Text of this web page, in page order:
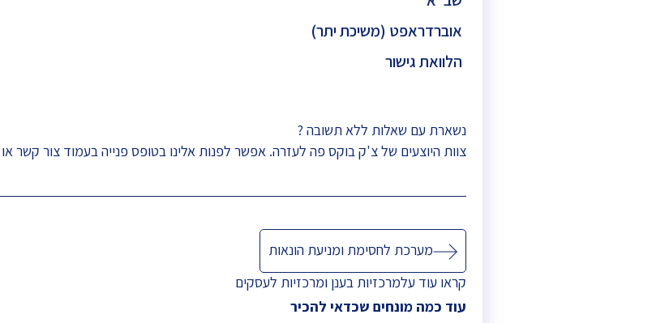
אוברדראפט (משיכת יתר)
הלוואת גישור
נשארת עם שאלות ללא תשובה ?
צוות היוצעים של צ'ק בוקס פה לעזרה. אפשר לפנות אלינו בטופס פנייה בעמוד צור קשר
ניווטמערכת לחסימת ומניעת הונאות
קראו עוד עלמרכזיות בענן ומרכזיות לעסקים
עוד כמה מונחים שכדאי להכיר